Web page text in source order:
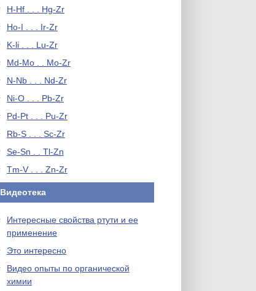
H-Hf . . . Hg-Zr
Ho-I . . . Ir-Zr
K-li . . . Lu-Zr
Md-Mo . . Mo-Zr
N-Nb . . . Nd-Zr
Ni-O . . . Pb-Zr
Pd-Pt . . . Pu-Zr
Rb-S . . . Sc-Zr
Se-Sn . . Tl-Zn
Tm-V . . . Zn-Zr
Видеотека
Интересные свойства ртути и ее
применение
Это интересно
Видео опыты по органической
химии